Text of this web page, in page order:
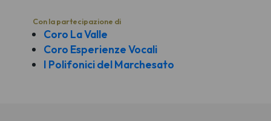
Con la partecipazione di
Coro La Valle
Coro Esperienze Vocali
I Polifonici del Marchesato